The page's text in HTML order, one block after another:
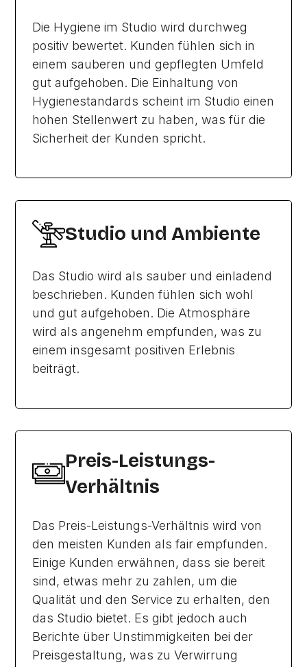
Die Hygiene im Studio wird durchweg
positiv bewertet. Kunden fühlen sich in
einem sauberen und gepflegten Umfeld
gut aufgehoben. Die Einhaltung von
Hygienestandards scheint im Studio einen
hohen Stellenwert zu haben, was für die
Sicherheit der Kunden spricht.
Studio und Ambiente
Das Studio wird als sauber und einladend
beschrieben. Kunden fühlen sich wohl
und gut aufgehoben. Die Atmosphäre
wird als angenehm empfunden, was zu
einem insgesamt positiven Erlebnis
beiträgt.
Preis-Leistungs-
Verhältnis
Das Preis-Leistungs-Verhältnis wird von
den meisten Kunden als fair empfunden.
Einige Kunden erwähnen, dass sie bereit
sind, etwas mehr zu zahlen, um die
Qualität und den Service zu erhalten, den
das Studio bietet. Es gibt jedoch auch
Berichte über Unstimmigkeiten bei der
Preisgestaltung, was zu Verwirrung